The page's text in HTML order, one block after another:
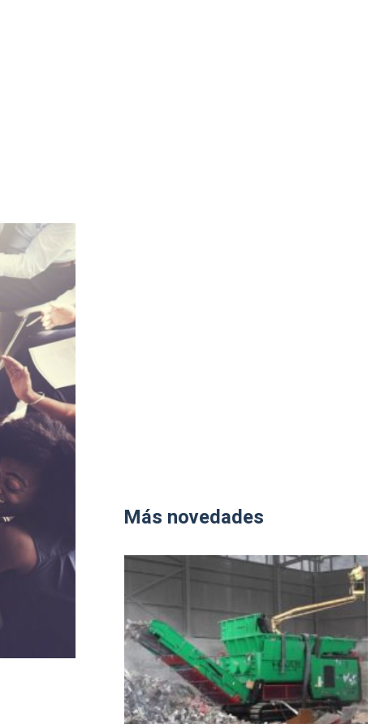
Más novedades